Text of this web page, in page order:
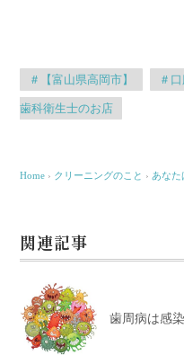
＃【富山県高岡市】 ＃
歯科衛生士のお店
Home › クリーニングのこと › あなた
関連記事
歯周病は感